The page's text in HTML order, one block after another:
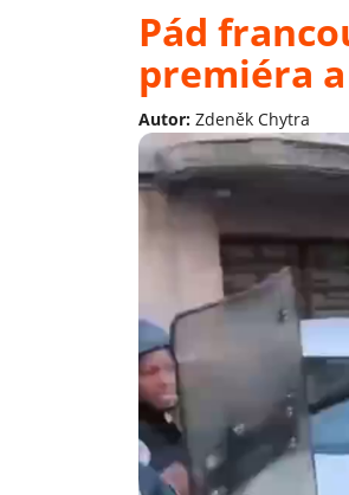
Pád
premiéra
Autor: Zdeněk Chytra